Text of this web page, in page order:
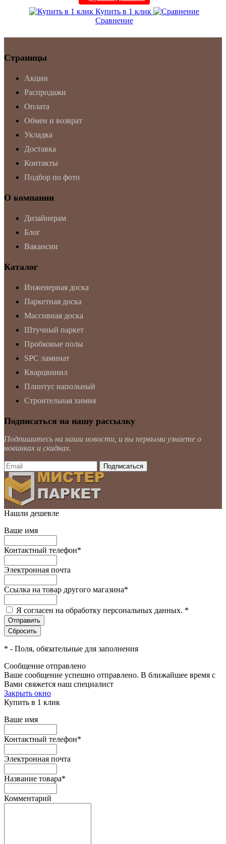
Купить в 1 клик
Сравнение
Страницы
Акции
Распродажи
Оплата
Обмен и возврат
Укладка
Доставка
Контакты
Подбор по фото
О компании
Дизайнерам
Блог
Вакансии
Каталог
Инженерная доска
Паркетная доска
Массивная доска
Штучный паркет
Пробковые полы
SPC ламинат
Кварцвинил
Плинтус напольный
Строительная химия
Подписаться на нашу рассылку
Подпишитесь на наши новости, и вы первыми узнаете о
новинках и скидках.
Нашли дешевле
Ваше имя
Контактный телефон*
Электронная почта
Ссылка на товар другого магазина*
Я согласен на обработку персональных данных. *
* - Поля, обязательные для заполнения
Сообщение отправлено
Ваше сообщение успешно отправлено. В ближайшее время с
Вами свяжется наш специалист
Закрыть окно
Купить в 1 клик
Ваше имя
Контактный телефон*
Электронная почта
Название товара*
Комментарий